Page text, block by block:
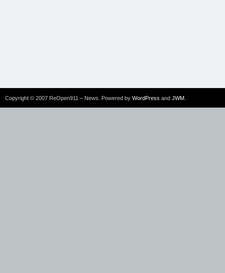
Copyright © 2007 ReOpen911 – News. Powered by WordPress and JWM